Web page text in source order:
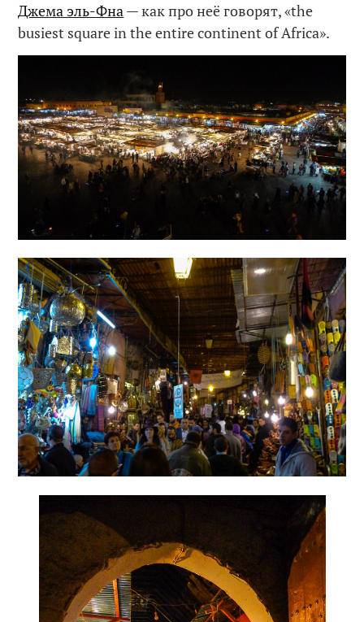
Джема эль-Фна— как про неё говорят, «the
busiest square in the entire continent of Africa».